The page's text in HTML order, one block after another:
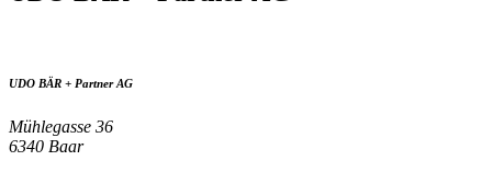
UDO BÄR + Partner AG
Mühlegasse 36
6340 Baar